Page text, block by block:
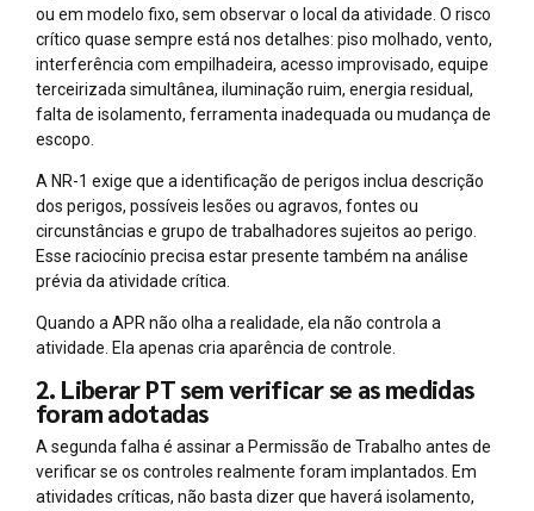
ou em modelo fixo, sem observar o local da atividade. O risco
crítico quase sempre está nos detalhes: piso molhado, vento,
interferência com empilhadeira, acesso improvisado, equipe
terceirizada simultânea, iluminação ruim, energia residual,
falta de isolamento, ferramenta inadequada ou mudança de
escopo.
A NR-1 exige que a identificação de perigos inclua descrição
dos perigos, possíveis lesões ou agravos, fontes ou
circunstâncias e grupo de trabalhadores sujeitos ao perigo.
Esse raciocínio precisa estar presente também na análise
prévia da atividade crítica.
Quando a APR não olha a realidade, ela não controla a
atividade. Ela apenas cria aparência de controle.
2. Liberar PT sem verificar se as medidas
foram adotadas
A segunda falha é assinar a Permissão de Trabalho antes de
verificar se os controles realmente foram implantados. Em
atividades críticas, não basta dizer que haverá isolamento,